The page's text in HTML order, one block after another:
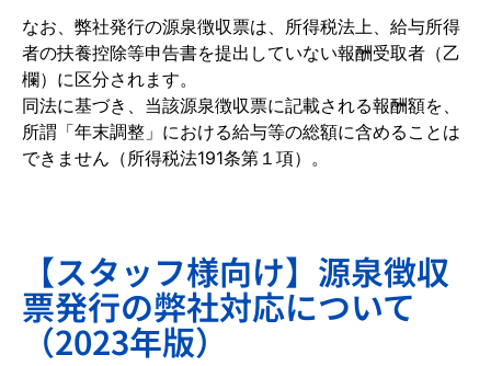
なお、弊社発行の源泉徴収票は、所得税法上、給与所得
者の扶養控除等申告書を提出していない報酬受取者（乙
欄）に区分されます。
同法に基づき、当該源泉徴収票に記載される報酬額を、
所謂「年末調整」における給与等の総額に含めることは
できません（所得税法191条第１項）。
【スタッフ様向け】源泉徴収
票発行の弊社対応について
（2023年版）